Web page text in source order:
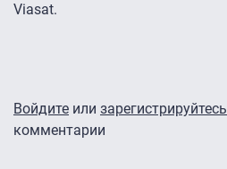
Viasat.
Войдите или зарегистрируйтесь
комментарии